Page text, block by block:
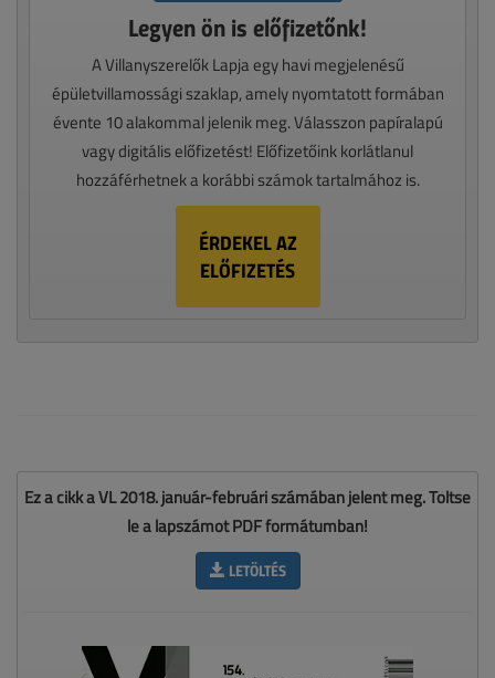
Legyen ön is előfizetőnk!
A Villanyszerelők Lapja egy havi megjelenésű
épületvillamossági szaklap, amely nyomtatott formában
évente 10 alakommal jelenik meg. Válasszon papíralapú
vagy digitális előfizetést! Előfizetőink korlátlanul
hozzáférhetnek a korábbi számok tartalmához is.
ÉRDEKEL AZ
ELŐFIZETÉS
Ez a cikk a VL 2018. január-februári számában jelent meg. Töltse
le a lapszámot PDF formátumban!
LETÖLTÉS